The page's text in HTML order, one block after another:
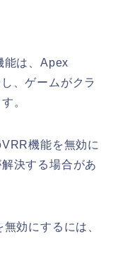
能は、Apex
、ゲームがクラ
。
機能を無効に
決する場合があ
効にするには、